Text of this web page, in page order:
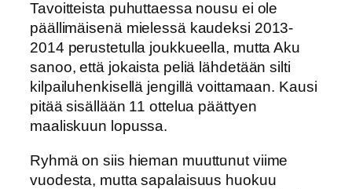
Tavoitteista puhuttaessa nousu ei ole
päällimäisenä mielessä kaudeksi 2013-
2014 perustetulla joukkueella, mutta Aku
sanoo, että jokaista peliä lähdetään silti
kilpailuhenkisellä jengillä voittamaan. Kausi
pitää sisällään 11 ottelua päättyen
maaliskuun lopussa.
Ryhmä on siis hieman muuttunut viime
vuodesta, mutta sapalaisuus huokuu